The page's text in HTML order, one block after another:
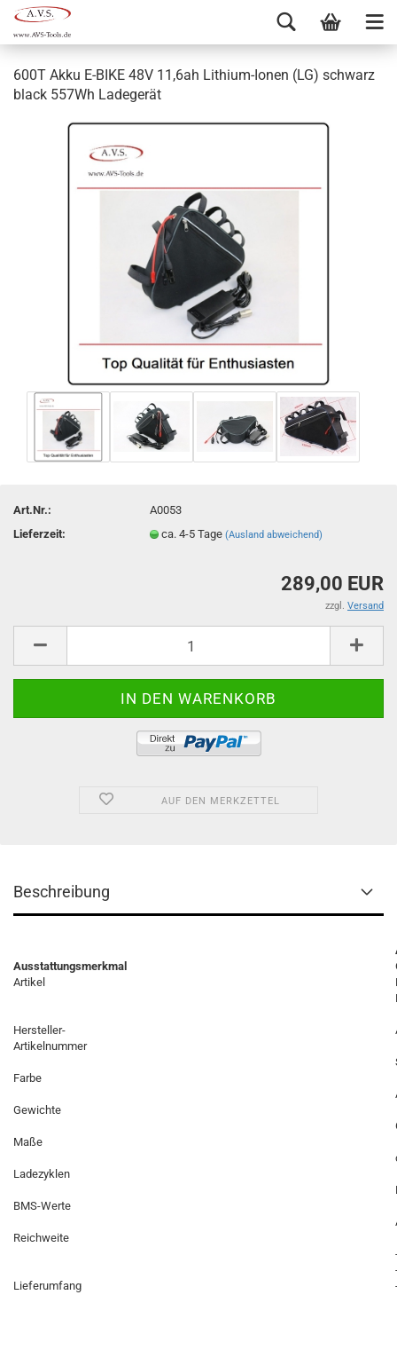
600T Akku E-BIKE 48V 11,6ah Lithium-Ionen (LG) schwarz
black 557Wh Ladegerät
Art.Nr.:
A0053
Lieferzeit:
ca. 4-5 Tage(Ausland abweichend)
289,00 EUR
zzgl. Versand
AUF DEN MERKZETTEL
Beschreibung
Ausstattungsmerkmal
Artikel
Hersteller-
Artikelnummer
Farbe
Gewichte
Maße
Ladezyklen
BMS-Werte
Reichweite
Lieferumfang